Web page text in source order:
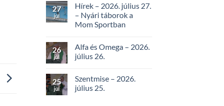
27
júl
Hírek – 2026. július 27.
– Nyári táborok a
Mom Sportban
26
júl
Alfa és Omega – 2026.
július 26.
25
júl
Szentmise – 2026.
július 25.